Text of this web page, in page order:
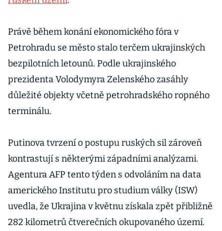
Právě během konání ekonomického fóra v
Petrohradu se město stalo terčem ukrajinských
bezpilotních letounů. Podle ukrajinského
prezidenta Volodymyra Zelenského zasáhly
důležité objekty včetně petrohradského ropného
terminálu.
Putinova tvrzení o postupu ruských sil zároveň
kontrastují s některými západními analýzami.
Agentura AFP tento týden s odvoláním na data
amerického Institutu pro studium války (ISW)
uvedla, že Ukrajina v květnu získala zpět přibližně
282 kilometrů čtverečních okupovaného území.